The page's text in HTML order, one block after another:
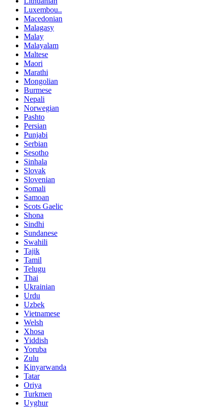
Luxembou..
Macedonian
Malagasy
Malay
Malayalam
Maltese
Maori
Marathi
Mongolian
Burmese
Nepali
Norwegian
Pashto
Persian
Punjabi
Serbian
Sesotho
Sinhala
Slovak
Slovenian
Somali
Samoan
Scots Gaelic
Shona
Sindhi
Sundanese
Swahili
Tajik
Tamil
Telugu
Thai
Ukrainian
Urdu
Uzbek
Vietnamese
Welsh
Xhosa
Yiddish
Yoruba
Zulu
Kinyarwanda
Tatar
Oriya
Turkmen
Uyghur